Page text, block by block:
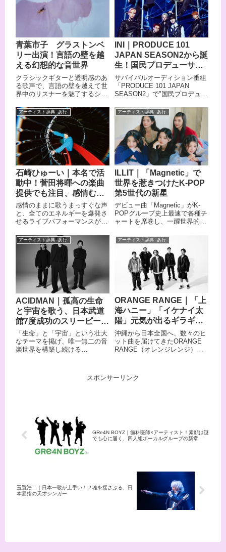
青葉市子 グラストンベ
リー出演！言語の壁を越
える幻想的な音世界
クラシックギターと透明感のあ
る歌声で、言語の壁を越えて世
界中のリスナーを魅了するシン
子。2025年には世界最大級の音
楽フェスティバル「グラストン
ベリー」への出演も決定し、海
外での評価がさらに高まってい
ます。夢や詩的な世界観を独特
の音楽で表現する彼女の楽曲
は、国内外問わず多くの音楽フ
ァンの心を捉えて離しません。
今回は、そんな青葉市子の魅力
をご紹介します。
INI｜PRODUCE 101
JAPAN SEASON2から誕
生！国民プロデューサー
が選んだ11人組ボーイズ
グループ
サバイバルオーディション番組
「PRODUCE 101 JAPAN
SEASON2」で"国民プロデュー
によって選ばれた11人で結成さ
れたINI（アイエヌアイ）。 木
村柾哉、髙塚大夢、田島将吾、
藤牧京介、尾崎匠海、西洸人、
松田迅、許豊凡、池﨑理人、佐
野雄大、後藤威尊の11人
が、"11人の僕たち（私：I）が
あなた（I）と繋がり合う
（Network）"という想いを込め
て活動しています。 デビュー曲
「Rocketeer」はストリーミン
グ総再生回数1億回を突破し、
第63回日本レコード大賞新人賞
を受賞しました。この記事で
は、次世代を担うグローバルア
アーティスト辞典 -あ行-
石崎ひゅーい｜本名で活
動中！菅田将暉への楽曲
提供でも注目、感情むき
出しの歌声
感情のままに歌うまっすぐな声
と、全てのエネルギーを爆発さ
せるライブパフォーマンスが魅
市出身のシンガーソングライタ
ー、俳優として活動していま
す。菅田将暉に「虹」「さよな
らエレジー」などヒット曲を提
供した作曲家としても知られ、
菅田将暉×石崎ひゅーい名義で
中島みゆき「糸」をカバーしま
した。音楽プロデューサー須藤
晃との出会いをきっかけにソロ
に転向し、亡き母への想いを込
めたミニアルバム「第三惑星交
響曲」でメジャーデビューを果
たします。この記事では、規格
外のシンガーソングライターの
全貌に迫ります。
アーティスト辞典 -あ行-
ILLIT｜「Magnetic」で
世界を惹きつけたK-POP
第5世代の新星
デビュー曲「Magnetic」がK-
POPグループ史上最速で各種チ
ャートを席巻し、一躍世界的な
ILLIT（アイリット）。サバイバ
ル番組から誕生した5人組は、
キャッチーな楽曲と親しみやす
いキャラクターで、デビューか
らわずか1年で紅白歌合戦にも
出場を果たしました。今回は、
K-POP第5世代を代表する彼女
たちのプロフィールとおすすめ
楽曲をご紹介します。
アーティスト辞典 -あ行-
ACIDMAN｜孤高の生命
と宇宙を歌う、日本武道
館7度成功のスリーピース
ロックバンド
「生命」と「宇宙」という壮大
なテーマを掲げ、唯一無二の音
楽世界を構築し続ける
ュー・アーティスト・オブ・
ザ・イヤー」を獲得。 日本武道
員するなど、邦楽ロックシーン
で確固たる地位を築いていま
す。 この記事では、孤高のスリ
ーピースロックバンド・
ACIDMANの魅力をご紹介しま
アーティスト辞典 -あ行-
ORANGE RANGE｜「上
海ハニー」「イケナイ太
陽」元気が出るギラギラ
なロック！自由な音楽を
追求する5人組
沖縄から日本全国へ、数々のヒ
ット曲を届けてきたORANGE
RANGE（オレンジレンジ）。
人の楽器隊という奇抜な編成が
特徴です。 「上海ハニー」「ロ
た。 自主レーベルを設立し、現
在も沖縄を拠点に精力的な活動
スポンサーリンク
GRe4N BOYZ｜歯科医師×アーティスト！素顔は謎
でも心に届く、四人組ボーカルグループの新章
玉置浩二｜日本一歌が上手い！？魂を揺さぶる、日
本屈指の天才シンガー